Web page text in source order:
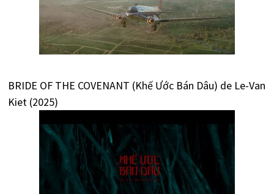
BRIDE OF THE COVENANT (Khế Ước Bán Dâu) de Le-Van
Kiet (2025)